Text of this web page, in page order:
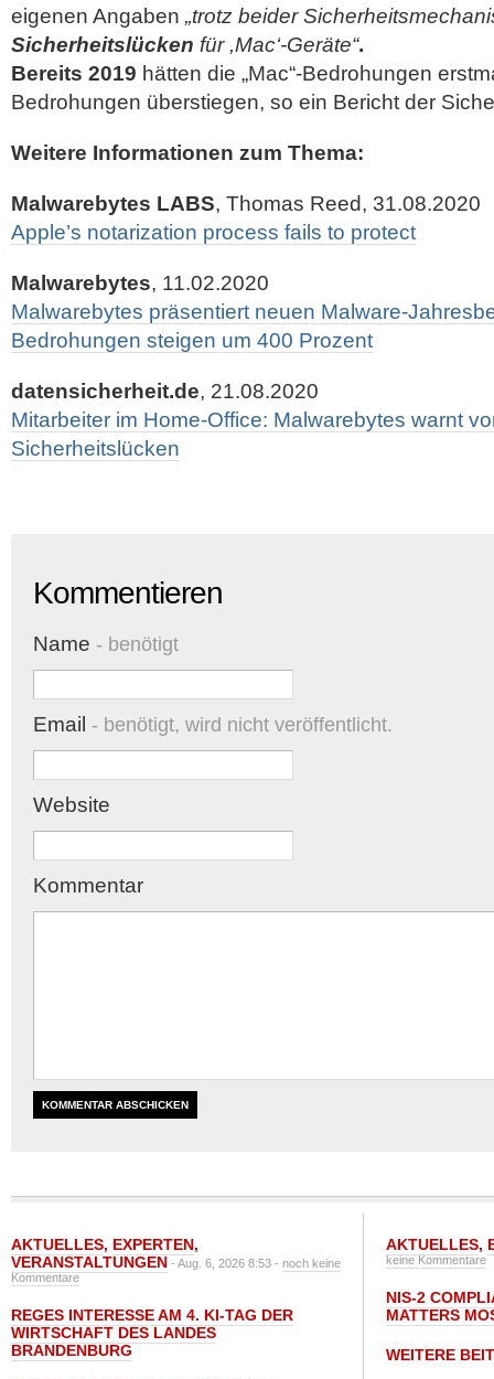
eigenen Angaben „trotz beider
Sicherheitslücken für ,Mac‘-Geräte“.
Bereits 2019 hätten die „Mac“-Bedrohungen
Bedrohungen überstiegen, so ein Bericht der
Weitere Informationen zum Thema:
Malwarebytes LABS, Thomas Reed, 31.08.2020
Apple’s notarization process fails to protect
Malwarebytes, 11.02.2020
Malwarebytes präsentiert neuen Malware-
Bedrohungen steigen um 400 Prozent
datensicherheit.de, 21.08.2020
Mitarbeiter im Home-Office: Malwarebytes warnt
Sicherheitslücken
Kommentieren
Name - benötigt
Email - benötigt, wird nicht veröffentlicht.
Website
Kommentar
AKTUELLES, EXPERTEN,
VERANSTALTUNGEN - Aug. 6, 2026 8:53 - noch keine
Kommentare
REGES INTERESSE AM 4. KI-TAG DER
WIRTSCHAFT DES LANDES
BRANDENBURG
AKTUELLES,
keine Kommentare
NIS-2
MATTERS
WEITERE